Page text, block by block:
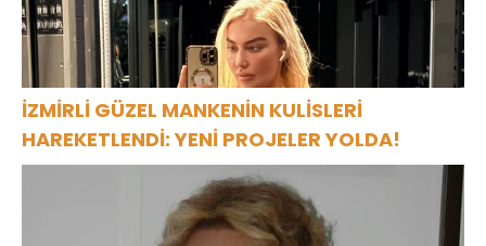
İZMİRLİ GÜZEL MANKENİN KULİSLERİ
HAREKETLENDİ: YENİ PROJELER YOLDA!